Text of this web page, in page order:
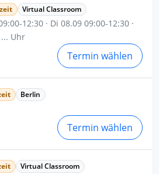
Virtual Classroom
12:30 · Di 08.09 09:00-12:30 ·
... Uhr
Termin wählen
Berlin
Termin wählen
Virtual Classroom